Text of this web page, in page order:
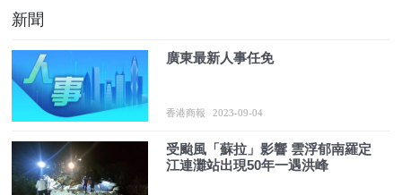
新聞
廣東最新人事任免
香港商報 2023-09-04
受颱風「蘇拉」影響 雲浮郁南羅定
江連灘站出現50年一遇洪峰